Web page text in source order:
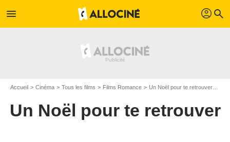
menu profil search
Accueil Cinéma Tous les films Films Romance Un Noël pour te retrouver
Un Noël pour te retrouver